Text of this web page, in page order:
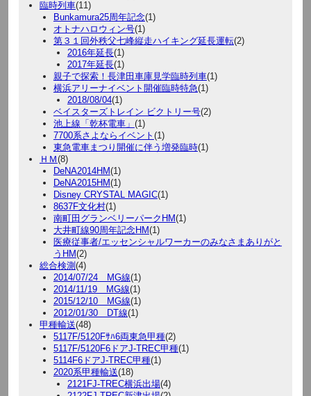
臨時列車(11)
Bunkamura25周年記念(1)
オトナハロウィン号(1)
第３１回外秩父七峰縦走ハイキング延長運転(2)
2016年延長(1)
2017年延長(1)
親子で探索！長津田車庫見学臨時列車(1)
横浜アリーナイベント開催臨時特急(1)
2018/08/04(1)
ベイスターズトレイン ビクトリー号(2)
池上線「乾杯電車」 (1)
7700系さよならイベント (1)
東急電車まつり開催に伴う増発臨時(1)
ＨＭ(8)
DeNA2014HM(1)
DeNA2015HM(1)
Disney CRYSTAL MAGIC(1)
8637F文化村(1)
南町田グランベリーパークHM(1)
大井町線90周年記念HM(1)
医療従事者/エッセンシャルワーカーのみなさまありがと
うHM(2)
総合検測 (4)
2014/07/24 MG線(1)
2014/11/19 MG線(1)
2015/12/10 MG線(1)
2012/01/30 DT線(1)
甲種輸送(48)
5117F/5120Fｻﾊ6両東急甲種(2)
5117F/5120F6ドアJ-TREC甲種(1)
5114F6ドアJ-TREC甲種(1)
2020系甲種輸送(18)
2121FJ-TREC横浜出場(4)